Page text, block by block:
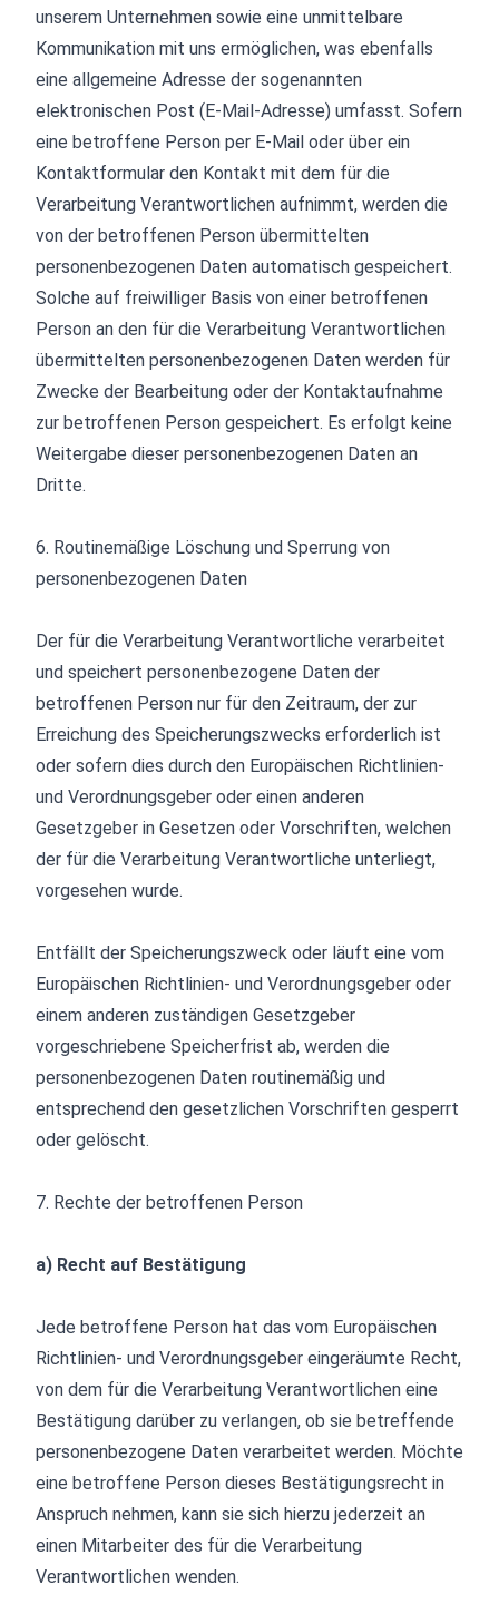
unserem Unternehmen sowie eine unmittelbare
Kommunikation mit uns ermöglichen, was ebenfalls
eine allgemeine Adresse der sogenannten
elektronischen Post (E-Mail-Adresse) umfasst. Sofern
eine betroffene Person per E-Mail oder über ein
Kontaktformular den Kontakt mit dem für die
Verarbeitung Verantwortlichen aufnimmt, werden die
von der betroffenen Person übermittelten
personenbezogenen Daten automatisch gespeichert.
Solche auf freiwilliger Basis von einer betroffenen
Person an den für die Verarbeitung Verantwortlichen
übermittelten personenbezogenen Daten werden für
Zwecke der Bearbeitung oder der Kontaktaufnahme
zur betroffenen Person gespeichert. Es erfolgt keine
Weitergabe dieser personenbezogenen Daten an
Dritte.
6. Routine­mäßige Löschung und Sperrung von
personen­bezogenen Daten
Der für die Verarbeitung Verantwortliche verarbeitet
und speichert personenbezogene Daten der
betroffenen Person nur für den Zeitraum, der zur
Erreichung des Speicherungszwecks erforderlich ist
oder sofern dies durch den Europäischen Richtlinien-
und Verordnungsgeber oder einen anderen
Gesetzgeber in Gesetzen oder Vorschriften, welchen
der für die Verarbeitung Verantwortliche unterliegt,
vorgesehen wurde.
Entfällt der Speicherungszweck oder läuft eine vom
Europäischen Richtlinien- und Verordnungsgeber oder
einem anderen zuständigen Gesetzgeber
vorgeschriebene Speicherfrist ab, werden die
personenbezogenen Daten routinemäßig und
entsprechend den gesetzlichen Vorschriften gesperrt
oder gelöscht.
7. Rechte der betroffenen Person
a) Recht auf Bestätigung
Jede betroffene Person hat das vom Europäischen
Richtlinien- und Verordnungsgeber eingeräumte Recht,
von dem für die Verarbeitung Verantwortlichen eine
Bestätigung darüber zu verlangen, ob sie betreffende
personenbezogene Daten verarbeitet werden. Möchte
eine betroffene Person dieses Bestätigungsrecht in
Anspruch nehmen, kann sie sich hierzu jederzeit an
einen Mitarbeiter des für die Verarbeitung
Verantwortlichen wenden.